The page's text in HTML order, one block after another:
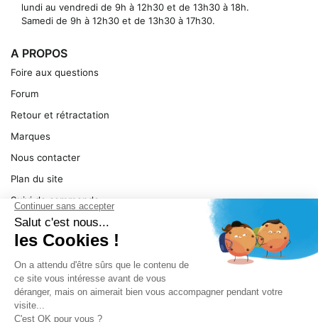
lundi au vendredi de 9h à 12h30 et de 13h30 à 18h.
Samedi de 9h à 12h30 et de 13h30 à 17h30.
A PROPOS
Foire aux questions
Forum
Retour et rétractation
Marques
Nous contacter
Plan du site
Suivi de commande
Ma facture
Mentions légales
Conditions générales
SERVICE
Pièces détachées